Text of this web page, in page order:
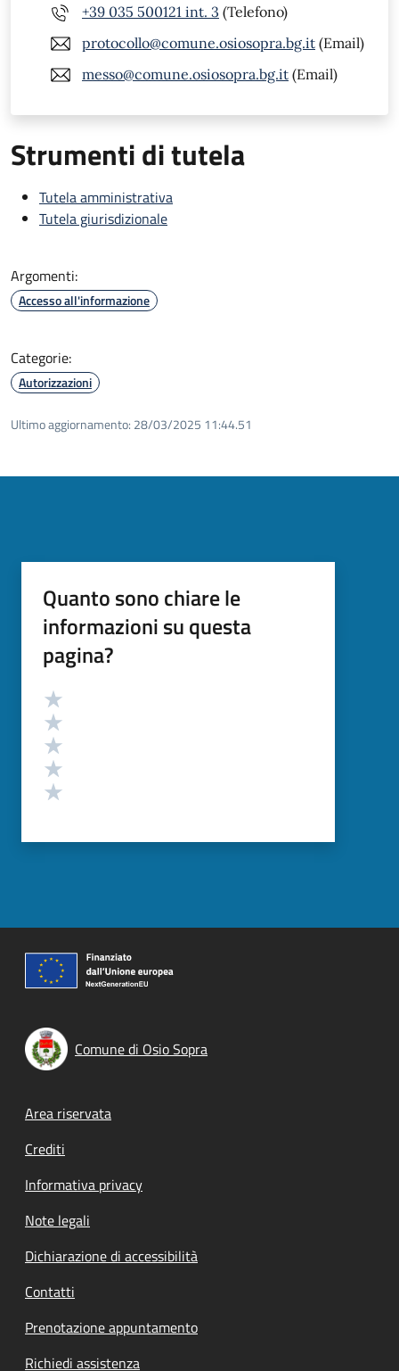
+39 035 500121 int. 3 (Telefono)
protocollo@comune.osiosopra.bg.it (Email)
messo@comune.osiosopra.bg.it (Email)
Strumenti di tutela
Tutela amministrativa
Tutela giurisdizionale
Argomenti:
Accesso all'informazione
Categorie:
Autorizzazioni
Ultimo aggiornamento: 28/03/2025 11:44.51
Quanto sono chiare le
informazioni su questa
pagina?
Valutazione
Comune di Osio Sopra
Footer menu
Area riservata
Crediti
Informativa privacy
Note legali
Dichiarazione di accessibilità
Contatti
Prenotazione appuntamento
Richiedi assistenza